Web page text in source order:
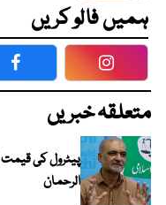
ہمیں فالو کریں
Facebook
متعلقہ خبریں
الرحمان